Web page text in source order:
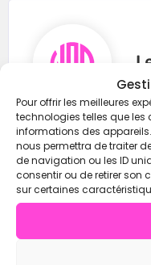
Pour offrir les meilleures
technologies telles que
informations des
nous permettra de traiter
de navigation ou les ID
consentir ou de retirer son
sur certaines
0632467616
https://wod-